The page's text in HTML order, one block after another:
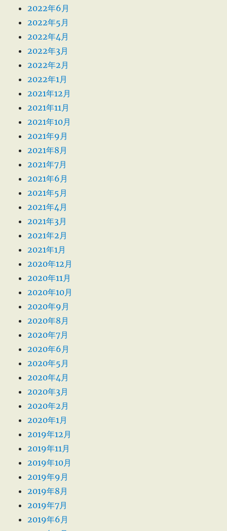
2022年6月
2022年5月
2022年4月
2022年3月
2022年2月
2022年1月
2021年12月
2021年11月
2021年10月
2021年9月
2021年8月
2021年7月
2021年6月
2021年5月
2021年4月
2021年3月
2021年2月
2021年1月
2020年12月
2020年11月
2020年10月
2020年9月
2020年8月
2020年7月
2020年6月
2020年5月
2020年4月
2020年3月
2020年2月
2020年1月
2019年12月
2019年11月
2019年10月
2019年9月
2019年8月
2019年7月
2019年6月